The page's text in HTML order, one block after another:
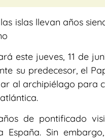
islas llevan años
este jueves, 11 de
su predecesor, el
al archipiélago para
de pontificado
Sin